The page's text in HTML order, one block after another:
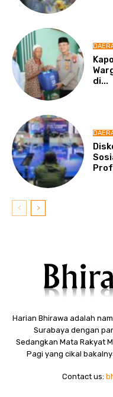
di...
Harian Bhirawa adalah
Surabaya dengan
Sedangkan Mata Rakyat
Pagi yang cikal
Contact us: